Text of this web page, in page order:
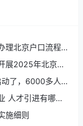
理北京户口流程
展2025年北京市
了，6000多人
人才引进有哪些
施细则